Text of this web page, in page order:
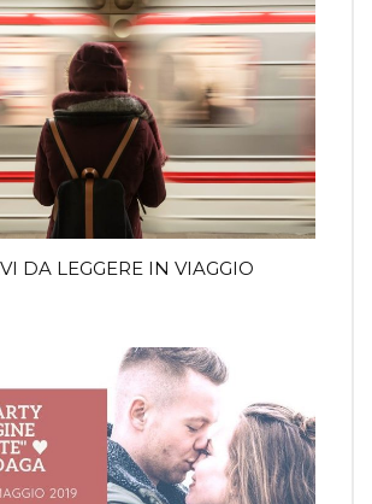
DA LEGGERE IN VIAGGIO